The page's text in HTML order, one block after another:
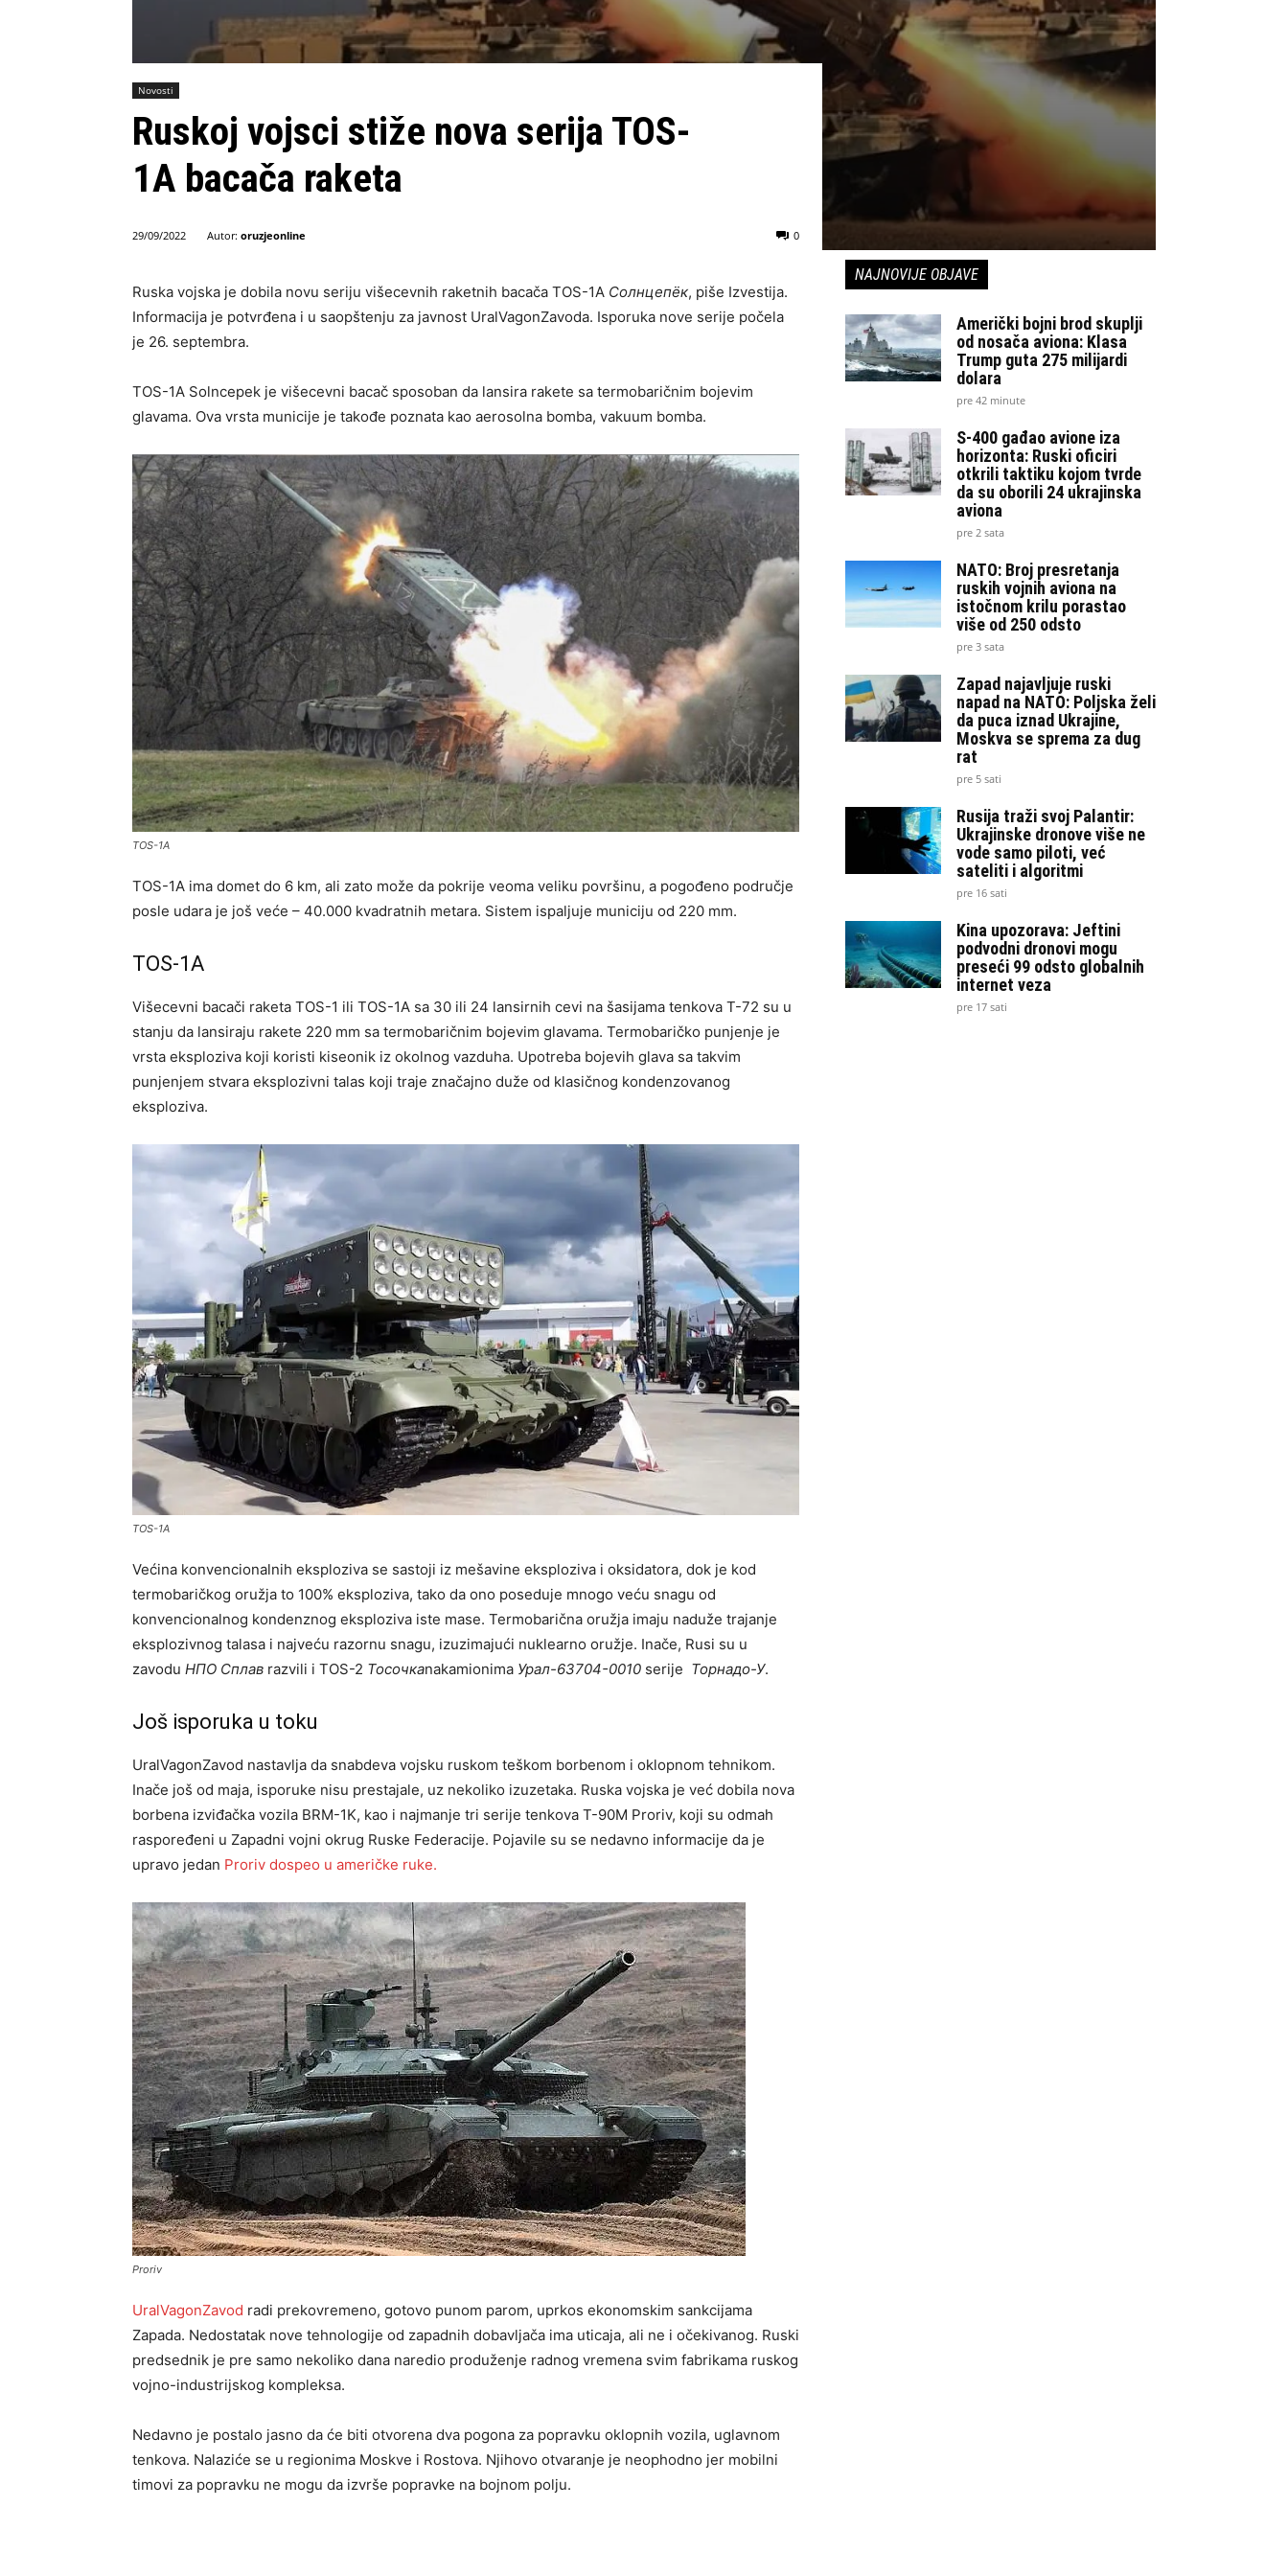
Novosti
Ruskoj vojsci stiže nova serija TOS-
1A bacača raketa
29/09/2022 Autor: oruzjeonline 0
Ruska vojska je dobila novu seriju višecevnih raketnih bacača TOS-1A Солнцепёк, piše Izvestija.
Informacija je potvrđena i u saopštenju za javnost UralVagonZavoda. Isporuka nove serije počela
je 26. septembra.
TOS-1A Solncepek je višecevni bacač sposoban da lansira rakete sa termobaričnim bojevim
glavama. Ova vrsta municije je takođe poznata kao aerosolna bomba, vakuum bomba.
TOS-1A
TOS-1A ima domet do 6 km, ali zato može da pokrije veoma veliku površinu, a pogođeno područje
posle udara je još veće – 40.000 kvadratnih metara. Sistem ispaljuje municiju od 220 mm.
TOS-1A
Višecevni bacači raketa TOS-1 ili TOS-1A sa 30 ili 24 lansirnih cevi na šasijama tenkova T-72 su u
stanju da lansiraju rakete 220 mm sa termobaričnim bojevim glavama. Termobaričko punjenje je
vrsta eksploziva koji koristi kiseonik iz okolnog vazduha. Upotreba bojevih glava sa takvim
punjenjem stvara eksplozivni talas koji traje značajno duže od klasičnog kondenzovanog
eksploziva.
TOS-1A
Većina konvencionalnih eksploziva se sastoji iz mešavine eksploziva i oksidatora, dok je kod
termobaričkog oružja to 100% eksploziva, tako da ono poseduje mnogo veću snagu od
konvencionalnog kondenznog eksploziva iste mase. Termobarična oružja imaju naduže trajanje
eksplozivnog talasa i najveću razornu snagu, izuzimajući nuklearno oružje. Inače, Rusi su u
zavodu НПО Сплав razvili i TOS-2 Тосочкаnakamionima Урал-63704-0010 serije Торнадо-У.
Još isporuka u toku
UralVagonZavod nastavlja da snabdeva vojsku ruskom teškom borbenom i oklopnom tehnikom.
Inače još od maja, isporuke nisu prestajale, uz nekoliko izuzetaka. Ruska vojska je već dobila nova
borbena izviđačka vozila BRM-1K, kao i najmanje tri serije tenkova T-90M Proriv, koji su odmah
raspoređeni u Zapadni vojni okrug Ruske Federacije. Pojavile su se nedavno informacije da je
upravo jedan Proriv dospeo u američke ruke.
Proriv
UralVagonZavod radi prekovremeno, gotovo punom parom, uprkos ekonomskim sankcijama
Zapada. Nedostatak nove tehnologije od zapadnih dobavljača ima uticaja, ali ne i očekivanog. Ruski
predsednik je pre samo nekoliko dana naredio produženje radnog vremena svim fabrikama ruskog
vojno-industrijskog kompleksa.
Nedavno je postalo jasno da će biti otvorena dva pogona za popravku oklopnih vozila, uglavnom
tenkova. Nalaziće se u regionima Moskve i Rostova. Njihovo otvaranje je neophodno jer mobilni
timovi za popravku ne mogu da izvrše popravke na bojnom polju.
NAJNOVIJE OBJAVE
Američki bojni brod skuplji
od nosača aviona: Klasa
Trump guta 275 milijardi
dolara
pre 42 minute
S-400 gađao avione iza
horizonta: Ruski oficiri
otkrili taktiku kojom tvrde
da su oborili 24 ukrajinska
aviona
pre 2 sata
NATO: Broj presretanja
ruskih vojnih aviona na
istočnom krilu porastao
više od 250 odsto
pre 3 sata
Zapad najavljuje ruski
napad na NATO: Poljska želi
da puca iznad Ukrajine,
Moskva se sprema za dug
rat
pre 5 sati
Rusija traži svoj Palantir:
Ukrajinske dronove više ne
vode samo piloti, već
sateliti i algoritmi
pre 16 sati
Kina upozorava: Jeftini
podvodni dronovi mogu
preseći 99 odsto globalnih
internet veza
pre 17 sati